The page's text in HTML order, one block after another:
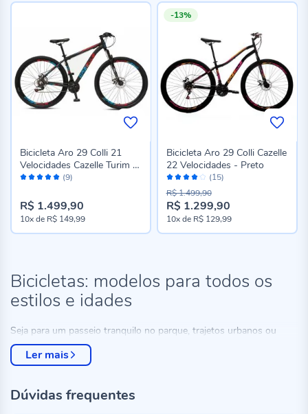
Avaliação: (9)
Bicicleta Aro 29 Colli 21
Velocidades Cazelle Turim -
Preto
R$ 1.499,90
10xde R$ 149,99
-13%
Avaliação:
82%
(15)
Bicicleta Aro 29 Colli Cazelle
22 Velocidades - Preto
Preço
especial
R$ 1.299,90
R$ 1.499,90
10xde R$ 129,99
Bicicletas: modelos para todos os
estilos e idades
Seja para um passeio tranquilo no parque, trajetos urbanos ou
aventuras em trilhas, pedalar é uma prática que combina saúde,
lazer e bem-estar. Na Havan, você encontra uma variedade de
pedalar até quem já é adepto do ciclismo esportivo. Modelos de
aro 20, 24, 26 e 29garantem opções para crianças, adolescentes
Ler mais
Dúvidas frequentes